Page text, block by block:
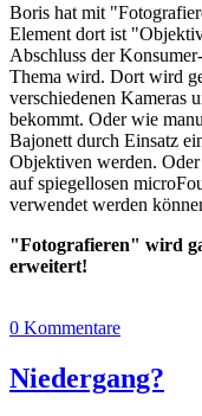
Boris hat mit
Element dort ist
Abschluss der
Thema wird. Dort wird
verschiedenen Kameras
bekommt. Oder wie
Bajonett durch Einsatz
Objektiven werden.
auf spiegellosen
verwendet werden
"Fotografieren" wird
erweitert!
0 Kommentare
Niedergang?